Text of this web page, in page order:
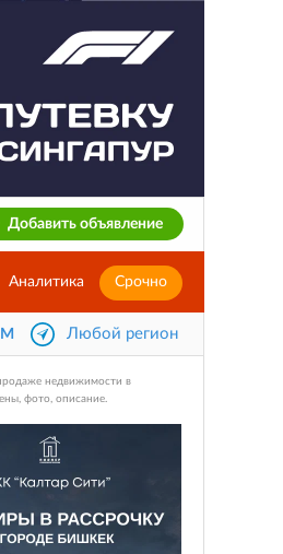
Добавить объявление
Аналитика Срочно
Любой регион
недвижимости в
фото, описание.